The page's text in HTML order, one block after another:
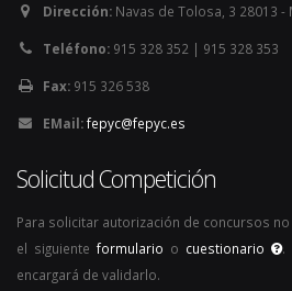
Dirección: Navas de Tolosa, 3 28013 -
Teléfono: 915 328 352 | 915 328 353
Fax: 915 326 538
EMail:fepyc@fepyc.es
Solicitud Competición
Para solicitar autorización de concursos
el siguiente formulario o cuestionario .
encargará de validarlo.